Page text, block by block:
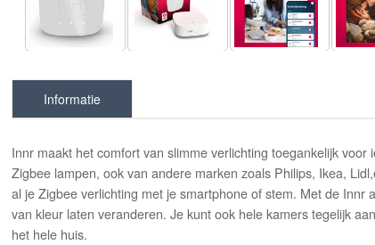
Informatie
Innr maakt het comfort van slimme verlichting toegankelijk
Zigbee lampen, ook van andere marken zoals Philips, Ikea,
al je Zigbee verlichting met je smartphone of stem. Met de
van kleur laten veranderen. Je kunt ook hele kamers tegelijk
het hele huis.